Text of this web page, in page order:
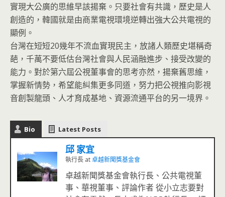
實現大公廣的思維早該揚棄。只要社會有共識，歷史是人
創造的，韓國就是由商業電視環境逆轉出強大公共電視的
顯例。
台灣在短短20幾年不流血實現民主，放諸人類歷史堪稱奇
葩，千萬不要低估台灣社會與人民涵融進步、接受改變的
能力。對於第六屆公視董事會的思考亦然，揚棄舊思維，
掌握新情勢，希望能糾集更多同道，努力把公視推向影視
音創製龍頭、人才育成基地、資源流通平台的另一境界。
Bio Latest Posts
邱 家宜
執行長 at卓越新聞獎基金會
卓越新聞獎基金會執行長、公共電視董
事、華視董事、評論作者 從小立志要對